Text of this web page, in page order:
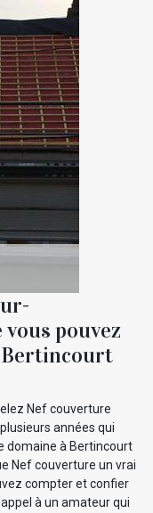
pouvez
Bertincourt
Nef couverture
années qui
domaine à Bertincourt
Nef couverture un vrai
compter et confier
à un amateur qui